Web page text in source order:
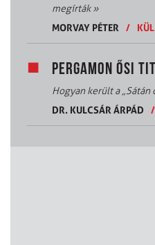
megírták»
MORVAY PÉTER
/
PERGAMON ŐSI
Hogyan került a „Sátán
DR. KULCSÁR ÁRPÁD
/